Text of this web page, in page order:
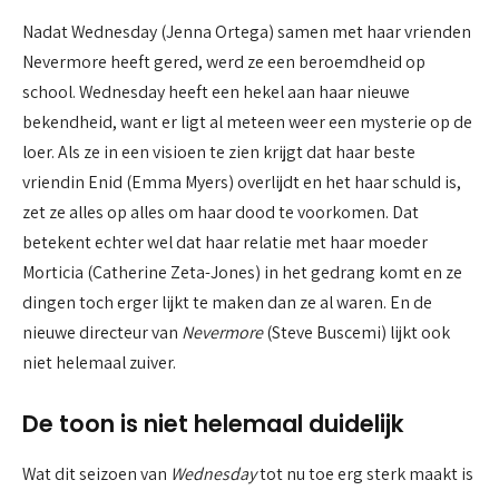
Nadat Wednesday (Jenna Ortega) samen met haar vrienden
Nevermore heeft gered, werd ze een beroemdheid op
school. Wednesday heeft een hekel aan haar nieuwe
bekendheid, want er ligt al meteen weer een mysterie op de
loer. Als ze in een visioen te zien krijgt dat haar beste
vriendin Enid (Emma Myers) overlijdt en het haar schuld is,
zet ze alles op alles om haar dood te voorkomen. Dat
betekent echter wel dat haar relatie met haar moeder
Morticia (Catherine Zeta-Jones) in het gedrang komt en ze
dingen toch erger lijkt te maken dan ze al waren. En de
nieuwe directeur van Nevermore(Steve Buscemi) lijkt ook
niet helemaal zuiver.
De toon is niet helemaal duidelijk
Wat dit seizoen van Wednesdaytot nu toe erg sterk maakt is